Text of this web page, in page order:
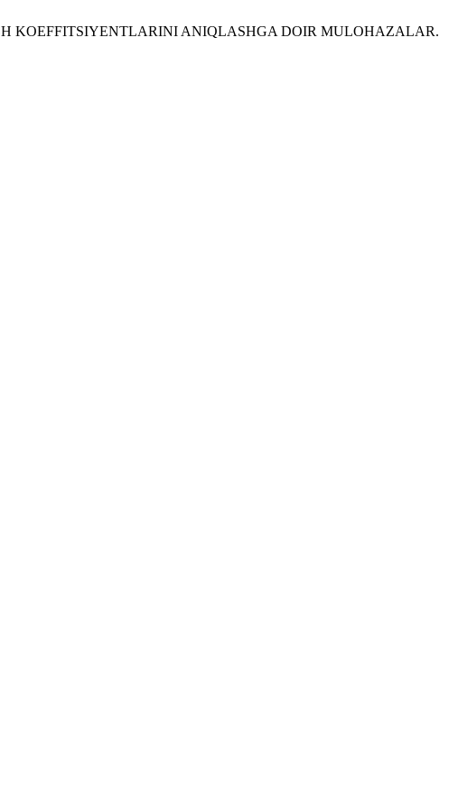
KOEFFITSIYENTLARINI ANIQLASHGA DOIR MULOHAZALAR.